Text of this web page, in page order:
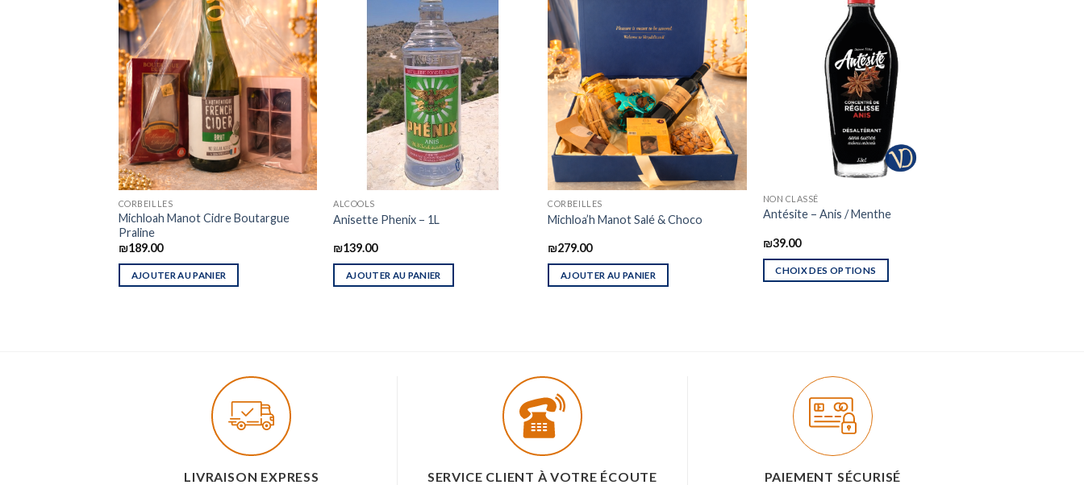
CORBEILLES
Michloah Manot Cidre Boutargue
Praline
₪189.00
AJOUTER AU PANIER
ALCOOLS
Anisette Phenix – 1L
₪139.00
AJOUTER AU PANIER
CORBEILLES
Michloa’h Manot Salé & Choco
₪279.00
AJOUTER AU PANIER
NON CLASSÉ
Antésite – Anis / Menthe
₪39.00
CHOIX DES OPTIONS
LIVRAISON EXPRESS
SERVICE CLIENT À VOTRE ÉCOUTE
PAIEMENT SÉCURISÉ